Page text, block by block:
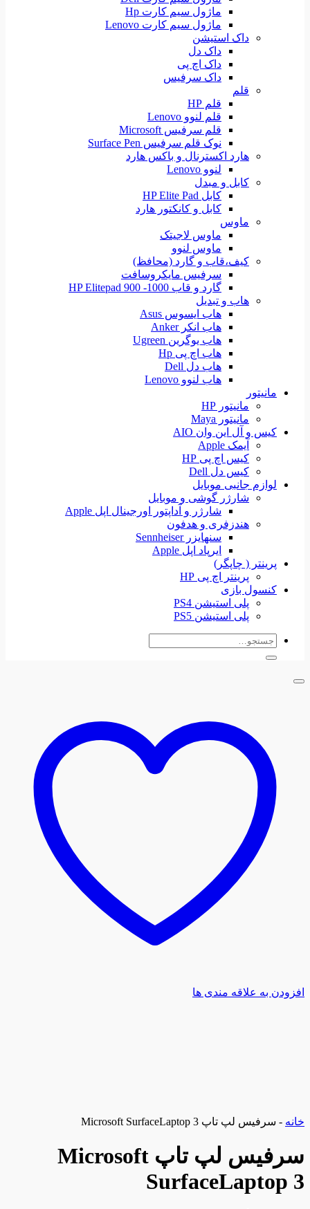
ماژول سیم کارت Hp
ماژول سیم کارت Lenovo
داک استیشن
داک دل
داک اچ پی
داک سرفیس
قلم
قلم HP
قلم لنوو Lenovo
قلم سرفیس Microsoft
نوک قلم سرفیس Surface Pen
هارد اکسترنال و باکس هارد
لنوو Lenovo
کابل و مبدل
کابل HP Elite Pad
کابل و کانکتور هارد
ماوس
ماوس لاجیتک
ماوس لنوو
کیف،قاب و گارد (محافظ)
سرفیس مایکروسافت
گارد و قاب HP Elitepad 900 -1000
هاب و تبدیل
هاب ایسوس Asus
هاب انکر Anker
هاب یوگرین Ugreen
هاب اچ پی Hp
هاب دل Dell
هاب لنوو Lenovo
مانیتور
مانیتور HP
مانیتور Maya
کیس و آل این وان AIO
آیمک Apple
کیس اچ پی HP
کیس دل Dell
لوازم جانبی موبایل
شارژر گوشی و موبایل
شارژر و آداپتور اورجینال اپل Apple
هندزفری و هدفون
سنهایزر Sennheiser
ایرپاد اپل Apple
پرینتر ( چاپگر)
پرینتر اچ پی HP
کنسول بازی
پلی استیشن PS4
پلی استیشن PS5
جستجو
افزودن به علاقه مندی ها
خانه - سرفیس لپ تاپ Microsoft SurfaceLaptop 3
سرفیس لپ تاپ Microsoft
SurfaceLaptop 3